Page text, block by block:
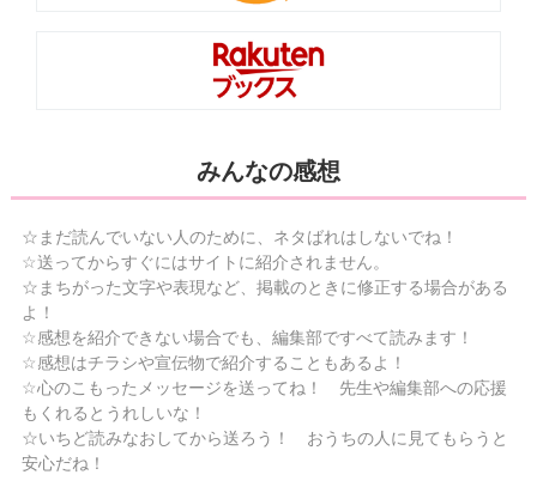
みんなの感想
☆まだ読んでいない人のために、ネタばれはしないでね！
☆送ってからすぐにはサイトに紹介されません。
☆まちがった文字や表現など、掲載のときに修正する場合がある
よ！
☆感想を紹介できない場合でも、編集部ですべて読みます！
☆感想はチラシや宣伝物で紹介することもあるよ！
☆心のこもったメッセージを送ってね！ 先生や編集部への応援
もくれるとうれしいな！
☆いちど読みなおしてから送ろう！ おうちの人に見てもらうと
安心だね！